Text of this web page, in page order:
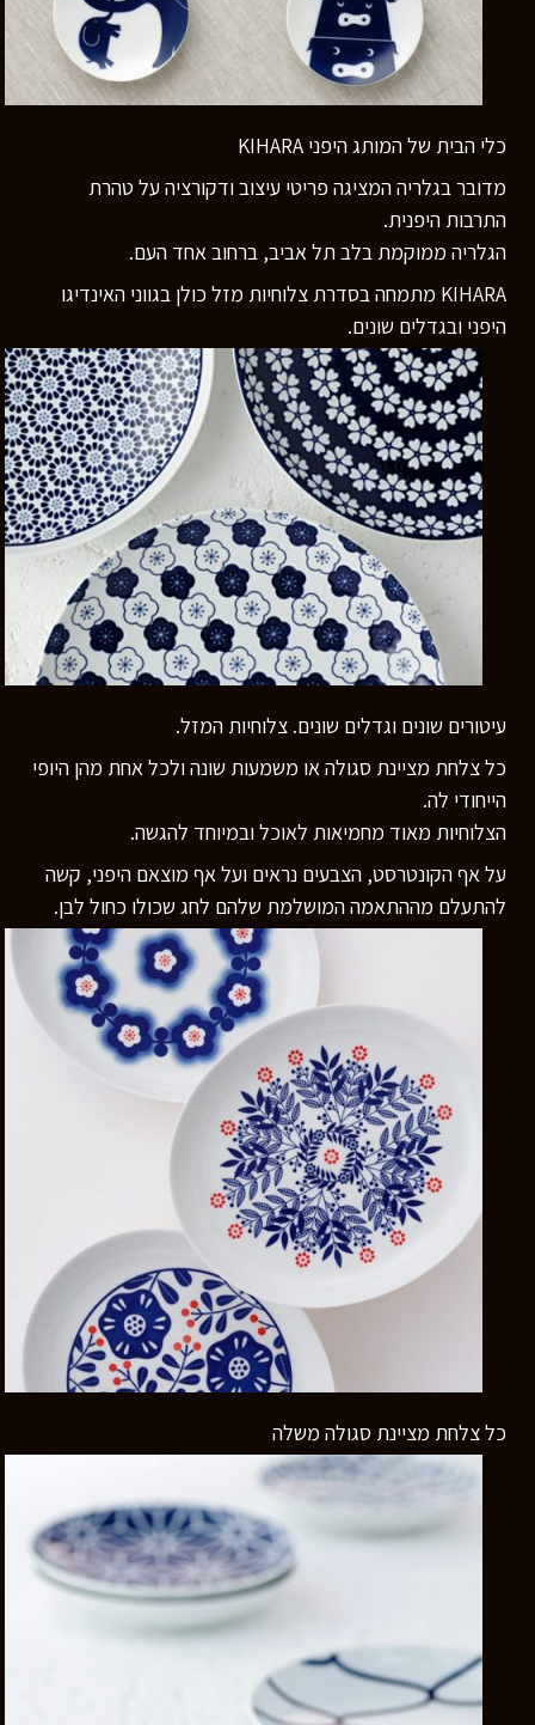
כלי הבית של המותג היפני KIHARA
מדובר בגלריה המציגה פריטי עיצוב ודקורציה על טהרת
התרבות היפנית.
הגלריה ממוקמת בלב תל אביב, ברחוב אחד העם.
KIHARA מתמחה בסדרת צלוחיות מזל כולן בגווני האינדיגו
היפני ובגדלים שונים.
עיטורים שונים וגדלים שונים. צלוחיות המזל.
כל צלחת מציינת סגולה או משמעות שונה ולכל אחת מהן היופי
הייחודי לה.
הצלוחיות מאוד מחמיאות לאוכל ובמיוחד להגשה.
על אף הקונטרסט, הצבעים נראים ועל אף מוצאם היפני, קשה
להתעלם מההתאמה המושלמת שלהם לחג שכולו כחול לבן.
כל צלחת מציינת סגולה משלה
רוצים לדעת יותר?